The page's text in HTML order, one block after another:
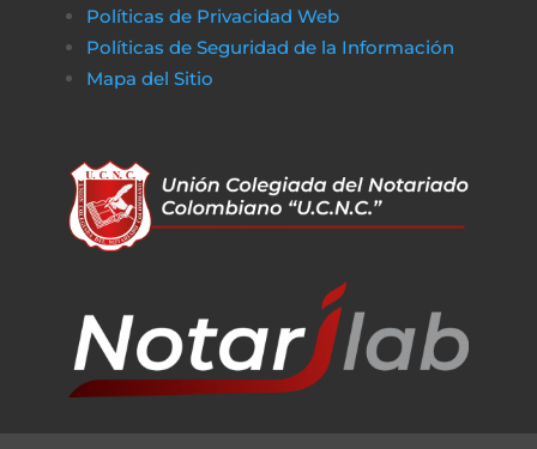
Políticas de Privacidad Web
Políticas de Seguridad de la Información
Mapa del Sitio